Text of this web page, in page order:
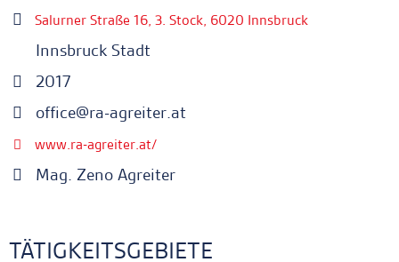
Salurner Straße 16, 3. Stock, 6020 Innsbruck
Innsbruck Stadt
2017
office@ra-agreiter.at
www.ra-agreiter.at/
Mag. Zeno Agreiter
TÄTIGKEITSGEBIETE